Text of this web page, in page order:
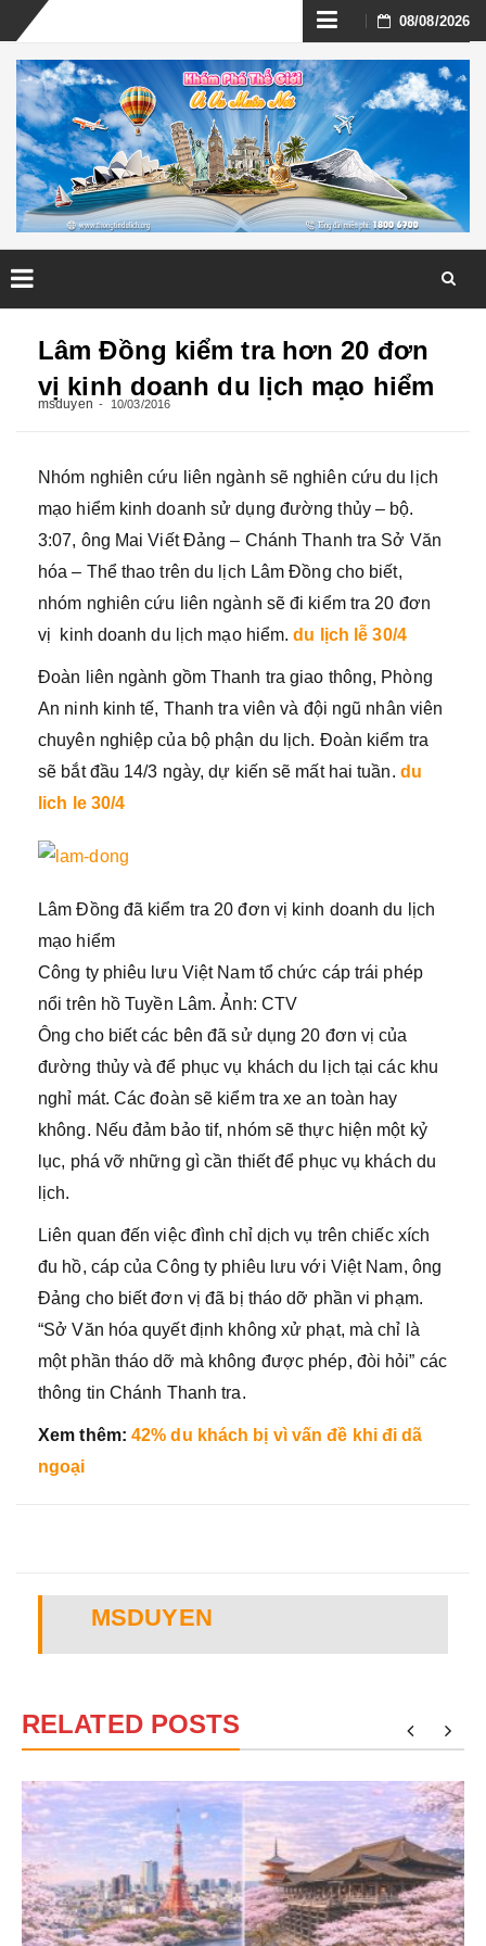
Skip
to
content
08/08/2026
Lâm Đồng kiểm tra hơn 20 đơn
vị kinh doanh du lịch mạo hiểm
msduyen 10/03/2016
Nhóm nghiên cứu liên ngành sẽ nghiên cứu du lịch
mạo hiểm kinh doanh sử dụng đường thủy – bộ.
3:07, ông Mai Viết Đảng – Chánh Thanh tra Sở Văn
hóa – Thể thao trên du lịch Lâm Đồng cho biết,
nhóm nghiên cứu liên ngành sẽ đi kiểm tra 20 đơn
vị kinh doanh du lịch mạo hiểm.du lịch lễ 30/4
Đoàn liên ngành gồm Thanh tra giao thông, Phòng
An ninh kinh tế, Thanh tra viên và đội ngũ nhân viên
chuyên nghiệp của bộ phận du lịch. Đoàn kiểm tra
sẽ bắt đầu 14/3 ngày, dự kiến ​​sẽ mất hai tuần. du
lich le 30/4
Lâm Đồng đã kiểm tra 20 đơn vị kinh doanh du lịch
mạo hiểm
Công ty phiêu lưu Việt Nam tổ chức cáp trái phép
nổi trên hồ Tuyền Lâm. Ảnh: CTV
Ông cho biết các bên đã sử dụng 20 đơn vị của
đường thủy và để phục vụ khách du lịch tại các khu
nghỉ mát. Các đoàn sẽ kiểm tra xe an toàn hay
không. Nếu đảm bảo tif, nhóm sẽ thực hiện một kỷ
lục, phá vỡ những gì cần thiết để phục vụ khách du
lịch.
Liên quan đến việc đình chỉ dịch vụ trên chiếc xích
đu hồ, cáp của Công ty phiêu lưu với Việt Nam, ông
Đảng cho biết đơn vị đã bị tháo dỡ phần vi phạm.
“Sở Văn hóa quyết định không xử phạt, mà chỉ là
một phần tháo dỡ mà không được phép, đòi hỏi” các
thông tin Chánh Thanh tra.
Xem thêm: 42% du khách bị vì vấn đề khi đi dã
ngoại
MSDUYEN
RELATED POSTS